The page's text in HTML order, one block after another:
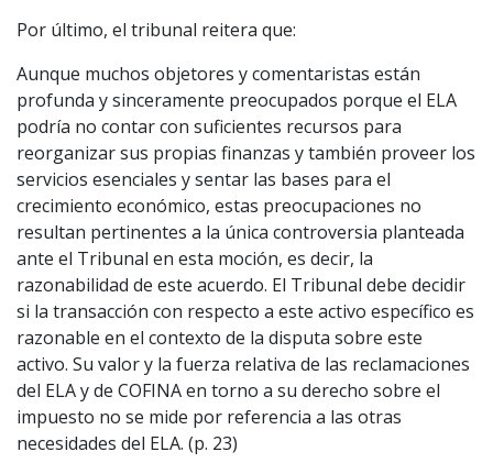
Por último, el tribunal reitera que:
Aunque muchos objetores y comentaristas están
profunda y sinceramente preocupados porque el ELA
podría no contar con suficientes recursos para
reorganizar sus propias finanzas y también proveer los
servicios esenciales y sentar las bases para el
crecimiento económico, estas preocupaciones no
resultan pertinentes a la única controversia planteada
ante el Tribunal en esta moción, es decir, la
razonabilidad de este acuerdo. El Tribunal debe decidir
si la transacción con respecto a este activo específico es
razonable en el contexto de la disputa sobre este
activo. Su valor y la fuerza relativa de las reclamaciones
del ELA y de COFINA en torno a su derecho sobre el
impuesto no se mide por referencia a las otras
necesidades del ELA. (p. 23)